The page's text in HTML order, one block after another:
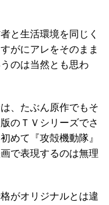
と生活環境を同じく
がにアレをそのまま
のは当然とも思わ
、たぶん原作でもそ
のＴＶシリーズでさ
めて『攻殻機動隊』
で表現するのは無理
がオリジナルとは違